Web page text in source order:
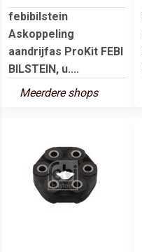
febibilstein
Askoppeling
aandrijfas ProKit FEBI
BILSTEIN, u....
Meerdere shops